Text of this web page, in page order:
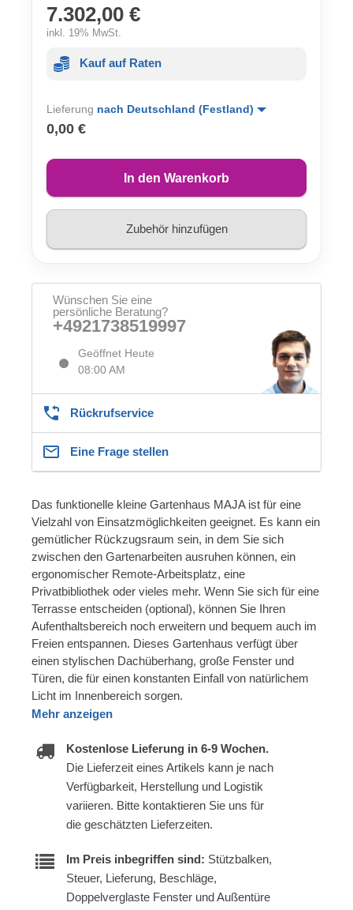
7.302,00 €
inkl. 19% MwSt.
Kauf auf Raten
Lieferung nach Deutschland (Festland)
0,00 €
In den Warenkorb
Zubehör hinzufügen
Wünschen Sie eine
persönliche Beratung?
+4921738519997
Geöffnet Heute
08:00 AM
Rückrufservice
Eine Frage stellen
Das funktionelle kleine Gartenhaus MAJA ist für eine
Vielzahl von Einsatzmöglichkeiten geeignet. Es kann ein
gemütlicher Rückzugsraum sein, in dem Sie sich
zwischen den Gartenarbeiten ausruhen können, ein
ergonomischer Remote-Arbeitsplatz, eine
Privatbibliothek oder vieles mehr. Wenn Sie sich für eine
Terrasse entscheiden (optional), können Sie Ihren
Aufenthaltsbereich noch erweitern und bequem auch im
Freien entspannen. Dieses Gartenhaus verfügt über
einen stylischen Dachüberhang, große Fenster und
Türen, die für einen konstanten Einfall von natürlichem
Licht im Innenbereich sorgen.
Mehr anzeigen
Kostenlose Lieferung in 6-9 Wochen.
Die Lieferzeit eines Artikels kann je nach
Verfügbarkeit, Herstellung und Logistik
variieren. Bitte kontaktieren Sie uns für
die geschätzten Lieferzeiten.
Im Preis inbegriffen sind: Stützbalken,
Steuer, Lieferung, Beschläge,
Doppelverglaste Fenster und Außentüre